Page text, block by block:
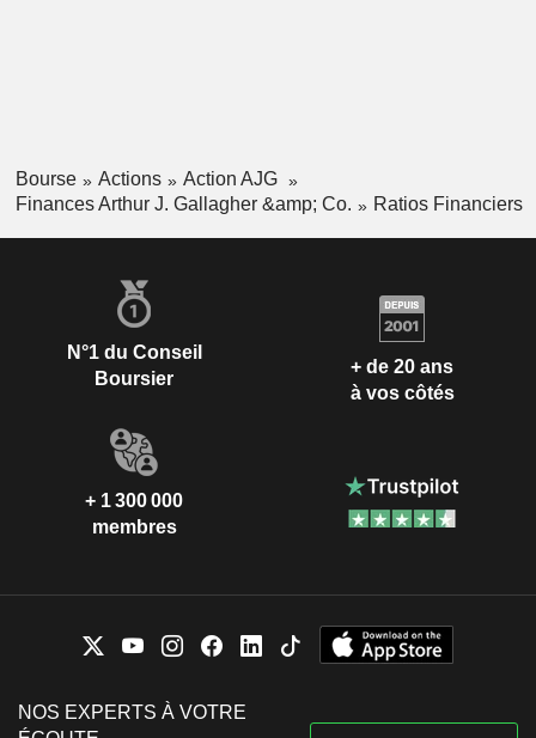
Bourse Actions
Action AJG
Finances Arthur J. Gallagher &amp; Co.
Ratios Financiers
N°1 du Conseil
Boursier
+ de 20 ans
à vos côtés
+ 1 300 000
membres
NOS EXPERTS À VOTRE